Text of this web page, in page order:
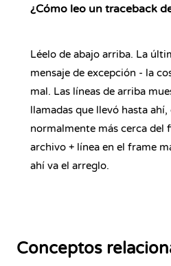
¿Cómo leo un traceback
Léelo de abajo arriba. La
mensaje de excepción - la
mal. Las líneas de arriba
llamadas que llevó hasta
normalmente más cerca del
archivo + línea en el frame
ahí va el arreglo.
Conceptos